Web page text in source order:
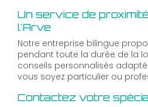
Un service de
l'Arve
Notre entreprise bilingue
pendant toute la durée de la
conseils personnalisés
vous soyez particulier ou
Contactez votre